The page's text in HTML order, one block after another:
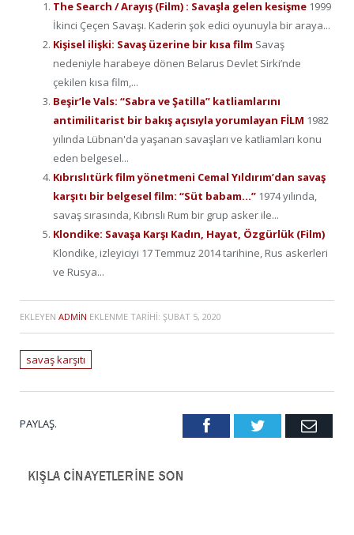
The Search / Arayış (Film) : Savaşla gelen kesişme 1999
İkinci Çeçen Savaşı. Kaderin şok edici oyunuyla bir araya...
Kişisel ilişki: Savaş üzerine bir kısa film Savaş
nedeniyle harabeye dönen Belarus Devlet Sirki’nde
çekilen kısa film,...
Beşir’le Vals: “Sabra ve Şatilla” katliamlarını
antimilitarist bir bakış açısıyla yorumlayan FİLM 1982
yılında Lübnan'da yaşanan savaşları ve katliamları konu
eden belgesel...
Kıbrıslıtürk film yönetmeni Cemal Yıldırım’dan savaş
karşıtı bir belgesel film: “Süt babam…” 1974 yılında,
savaş sırasında, Kıbrıslı Rum bir grup asker ile...
Klondike: Savaşa Karşı Kadın, Hayat, Özgürlük (Film)
Klondike, izleyiciyi 17 Temmuz 2014 tarihine, Rus askerleri
ve Rusya...
EKLEYEN ADMIN EKLENME TARIHI: ŞUBAT 5, 2020
savaş karşıtı
PAYLAŞ. FacebookTwitter Email